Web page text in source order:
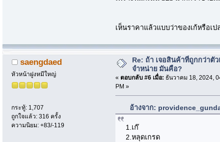
เห็นราคาแล้วแบบว่าของเก้หรือเป
saengdaed
หัวหน้าฝูงหมีใหญ่
กระทู้: 1,707
ถูกใจแล้ว: 316 ครั้ง
ความนิยม: +83/-119
Re: ถ้า เจอสินค้าที่ถูกกว่าตั
จำหน่าย มันคือ?
« ตอบกลับ #6 เมื่อ: ธันวาคม 18, 2024,
PM »
อ้างจาก:
1.เก๊
2.หลุดเกรด